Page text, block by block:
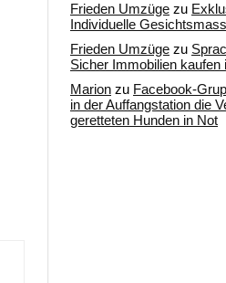
Frieden Umzüge zu
Individuelle
Frieden Umzüge zu
Sicher Immobilien kaufen
Marion zu Facebook-
in der Auffangstation die
geretteten Hunden in Not